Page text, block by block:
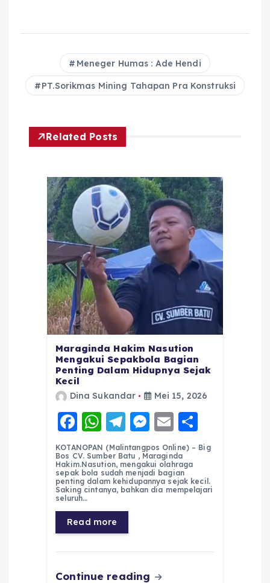
Meneger Humas : Ade Hendi
PT.Sorikmas Mining Tahapan Pra Konstruksi
Related Posts
Maraginda Hakim Nasution
Mengakui Sepakbola Bagian
Penting Dalam Hidupnya Sejak
Kecil
Dina Sukandar Mei 15, 2026
F
a
c
e
b
o
o
k
W
h
a
ts
A
p
p
T
el
e
g
r
a
m
M
e
ss
e
n
E
m
ai
l
h
a
re
KOTANOPAN (Malintangpos Online) – Big
Bos CV. Sumber Batu , Maraginda
Hakim.Nasution, mengakui olahraga
sepak bola sudah menjadi bagian
penting dalam kehidupannya sejak kecil.
Saking cintanya, bahkan dia mempelajari
seluruh…
Read more
Continue reading